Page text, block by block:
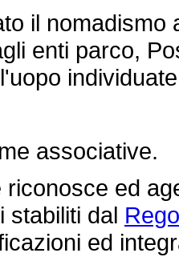
il nomadismo
enti parco,
associative.
ed
stabiliti dal
ed